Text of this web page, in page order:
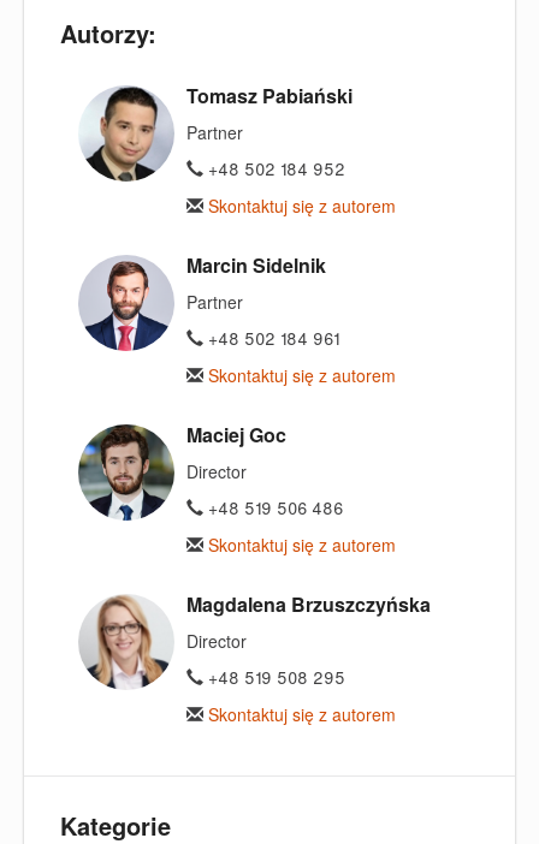
Autorzy:
Tomasz Pabiański
Partner
+48 502 184 952
Skontaktuj się z autorem
Marcin Sidelnik
Partner
+48 502 184 961
Skontaktuj się z autorem
Maciej Goc
Director
+48 519 506 486
Skontaktuj się z autorem
Magdalena Brzuszczyńska
Director
+48 519 508 295
Skontaktuj się z autorem
Kategorie